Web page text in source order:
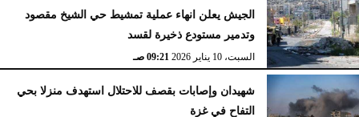
الجيش يعلن انهاء عملية تمشيط حي الشيخ مقصود
وتدمير مستودع ذخيرة لقسد
السبت، 10 يناير 2026 09:21 صـ
شهيدان وإصابات بقصف للاحتلال استهدف منزلا بحي
التفاح في غزة